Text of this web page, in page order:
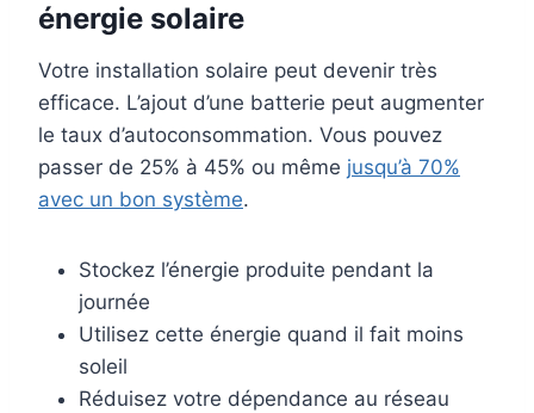
énergie solaire
Votre installation solaire peut devenir très
efficace. L’ajout d’une batterie peut augmenter
le taux d’autoconsommation. Vous pouvez
passer de 25% à 45% ou même jusqu’à 70%
avec un bon système.
Stockez l’énergie produite pendant la
journée
Utilisez cette énergie quand il fait moins
soleil
Réduisez votre dépendance au réseau